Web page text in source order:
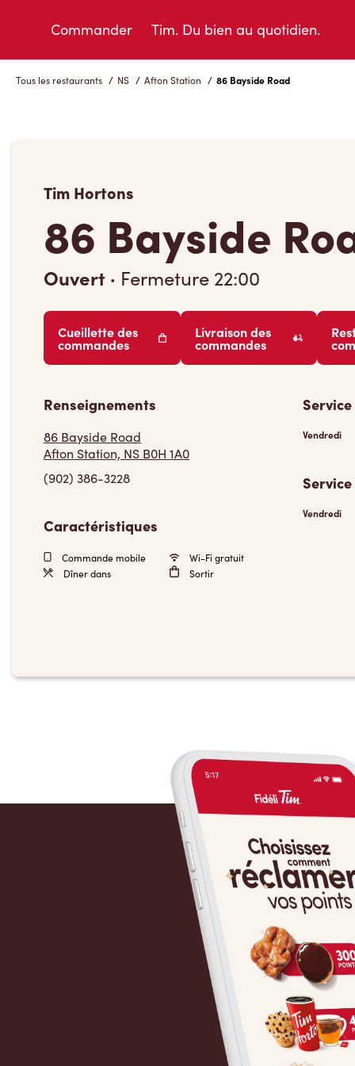
Commander Tim. Du bien au quotidien.
Tous les restaurants / NS / Afton Station / 86 Bayside Road
Tim Hortons
86 Bayside
Ouvert · Fermeture 22:00
Cueillette des
commandes
Livraison des
commandes
Renseignements
86 Bayside Road
Afton Station, NS B0H 1A0
(902) 386-3228
Caractéristiques
Commande mobile
Wi-Fi gratuit
Dîner dans
Sortir
Vendredi
Vendredi